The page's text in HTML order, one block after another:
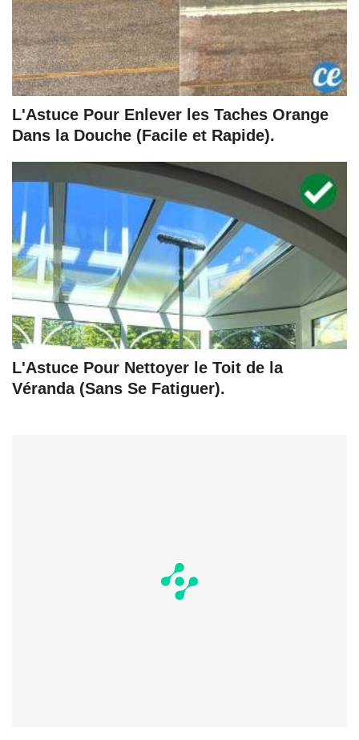
L'Astuce Pour Enlever les Taches Orange
Dans la Douche (Facile et Rapide).
L'Astuce Pour Nettoyer le Toit de la
Véranda (Sans Se Fatiguer).